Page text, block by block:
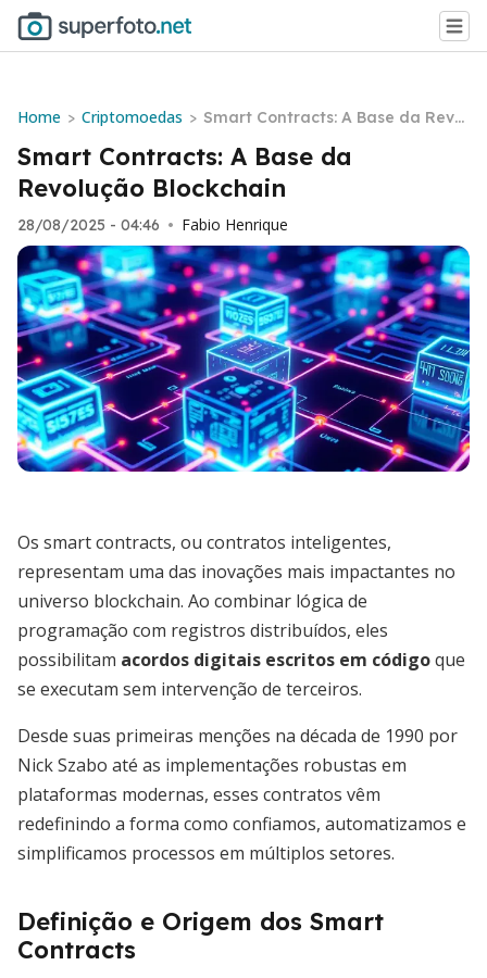
Home > Criptomoedas > Smart Contracts: A Base da Revol
ução Blockchain
Smart Contracts: A Base da
Revolução Blockchain
28/08/2025 - 04:46 • Fabio Henrique
Os smart contracts, ou contratos inteligentes,
representam uma das inovações mais impactantes no
universo blockchain. Ao combinar lógica de
programação com registros distribuídos, eles
possibilitam acordos digitais escritos em códigoque
se executam sem intervenção de terceiros.
Desde suas primeiras menções na década de 1990 por
Nick Szabo até as implementações robustas em
plataformas modernas, esses contratos vêm
redefinindo a forma como confiamos, automatizamos e
simplificamos processos em múltiplos setores.
Definição e Origem dos Smart
Contracts